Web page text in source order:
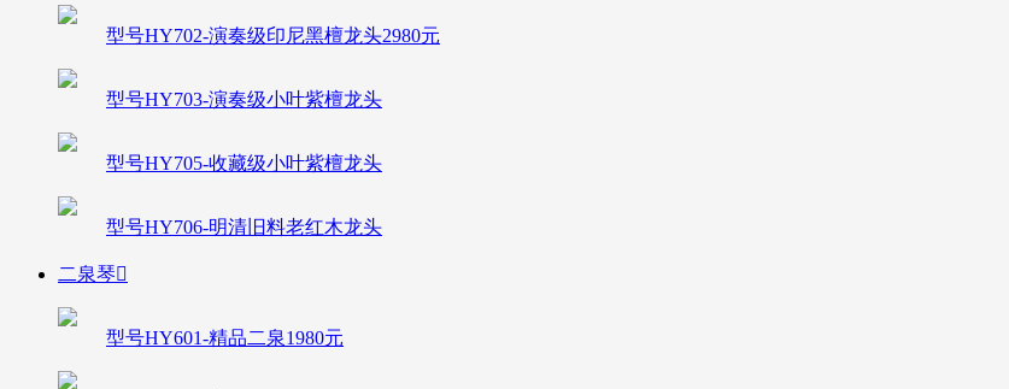
型号HY702-演奏级印尼黑檀龙头2980元
型号HY703-演奏级小叶紫檀龙头
型号HY705-收藏级小叶紫檀龙头
型号HY706-明清旧料老红木龙头
二泉琴
型号HY601-精品二泉1980元